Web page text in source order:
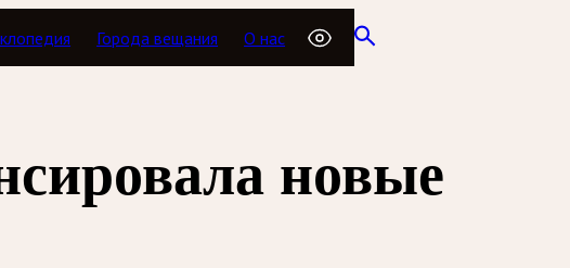
Города вещания О нас
новые